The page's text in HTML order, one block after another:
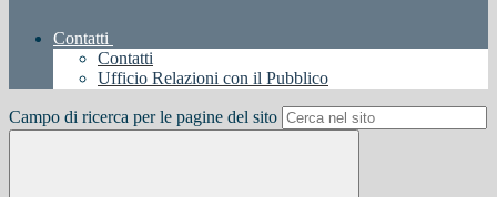
Contatti
Contatti
Ufficio Relazioni con il Pubblico
Campo di ricerca per le pagine del sito